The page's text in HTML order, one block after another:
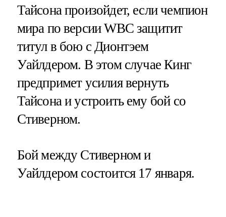
Тайсона произойдет, если чемпион
мира по версии WBC защитит
титул в бою с Дионтэем
Уайлдером. В этом случае Кинг
предпримет усилия вернуть
Тайсона и устроить ему бой со
Стиверном.
Бой между Стиверном и
Уайлдером состоится 17 января.